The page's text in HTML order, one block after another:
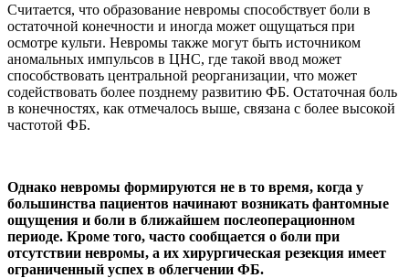
Считается, что образование невромы способствует боли в
остаточной конечности и иногда может ощущаться при
осмотре культи. Невромы также могут быть источником
аномальных импульсов в ЦНС, где такой ввод может
способствовать центральной реорганизации, что может
содействовать более позднему развитию ФБ. Остаточная боль
в конечностях, как отмечалось выше, связана с более высокой
частотой ФБ.
Однако невромы формируются не в то время, когда у
большинства пациентов начинают возникать фантомные
ощущения и боли в ближайшем послеоперационном
периоде. Кроме того, часто сообщается о боли при
отсутствии невромы, а их хирургическая резекция имеет
ограниченный успех в облегчении ФБ.